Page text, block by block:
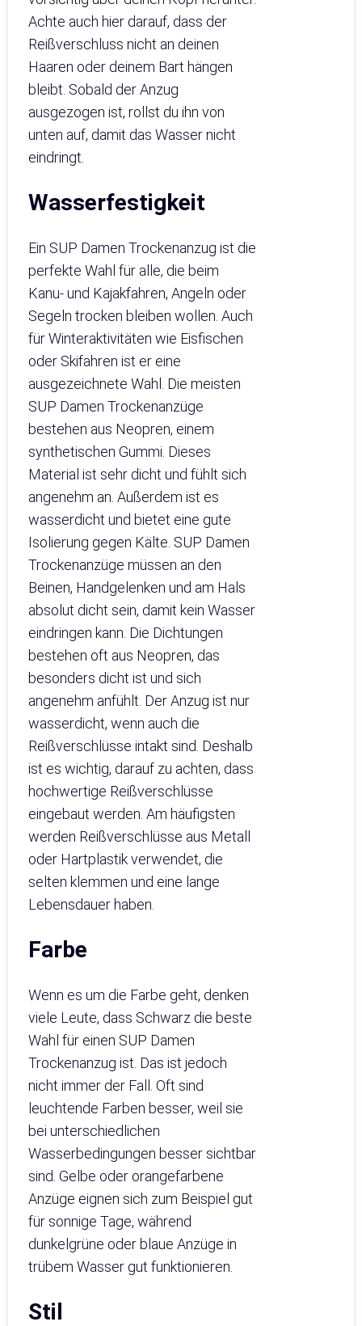
Achte auch hier darauf, dass der
Reißverschluss nicht an deinen
Haaren oder deinem Bart hängen
bleibt. Sobald der Anzug
ausgezogen ist, rollst du ihn von
unten auf, damit das Wasser nicht
eindringt.
Wasserfestigkeit
Ein SUP Damen Trockenanzug ist die
perfekte Wahl für alle, die beim
Kanu- und Kajakfahren, Angeln oder
Segeln trocken bleiben wollen. Auch
für Winteraktivitäten wie Eisfischen
oder Skifahren ist er eine
ausgezeichnete Wahl. Die meisten
SUP Damen Trockenanzüge
bestehen aus Neopren, einem
synthetischen Gummi. Dieses
Material ist sehr dicht und fühlt sich
angenehm an. Außerdem ist es
wasserdicht und bietet eine gute
Isolierung gegen Kälte. SUP Damen
Trockenanzüge müssen an den
Beinen, Handgelenken und am Hals
absolut dicht sein, damit kein Wasser
eindringen kann. Die Dichtungen
bestehen oft aus Neopren, das
besonders dicht ist und sich
angenehm anfühlt. Der Anzug ist nur
wasserdicht, wenn auch die
Reißverschlüsse intakt sind. Deshalb
ist es wichtig, darauf zu achten, dass
hochwertige Reißverschlüsse
eingebaut werden. Am häufigsten
werden Reißverschlüsse aus Metall
oder Hartplastik verwendet, die
selten klemmen und eine lange
Lebensdauer haben.
Farbe
Wenn es um die Farbe geht, denken
viele Leute, dass Schwarz die beste
Wahl für einen SUP Damen
Trockenanzug ist. Das ist jedoch
nicht immer der Fall. Oft sind
leuchtende Farben besser, weil sie
bei unterschiedlichen
Wasserbedingungen besser sichtbar
sind. Gelbe oder orangefarbene
Anzüge eignen sich zum Beispiel gut
für sonnige Tage, während
dunkelgrüne oder blaue Anzüge in
trübem Wasser gut funktionieren.
Stil